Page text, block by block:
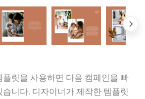
플릿을 사용하면 다음 캠페인을 빠
니다. 디자이너가 제작한 템플릿